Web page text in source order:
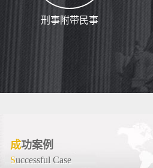
刑事附带民事
成功案例
Successful Case